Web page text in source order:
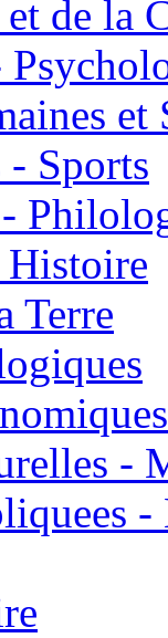
de la
et
Sports
Histoire
Terre
-